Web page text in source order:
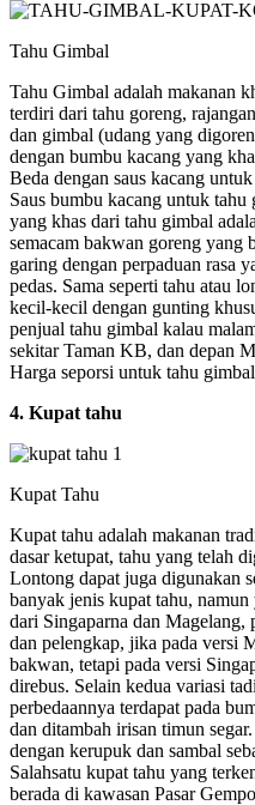
Tahu Gimbal
Tahu Gimbal adalah makanan
terdiri dari tahu goreng,
dan gimbal (udang yang
dengan bumbu kacang yang
Beda dengan saus kacang
Saus bumbu kacang untuk
yang khas dari tahu gimbal
semacam bakwan goreng yang
garing dengan perpaduan rasa
pedas. Sama seperti tahu atau
kecil-kecil dengan gunting
penjual tahu gimbal kalau
sekitar Taman KB, dan depan
Harga seporsi untuk tahu
4. Kupat tahu
Kupat Tahu
Kupat tahu adalah makanan
dasar ketupat, tahu yang telah
Lontong dapat juga digunakan
banyak jenis kupat tahu,
dari Singaparna dan Magelang,
dan pelengkap, jika pada versi
bakwan, tetapi pada versi
direbus. Selain kedua variasi
perbedaannya terdapat pada
dan ditambah irisan timun
dengan kerupuk dan sambal
Salahsatu kupat tahu yang
berada di kawasan Pasar